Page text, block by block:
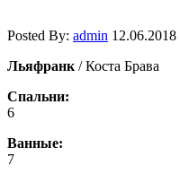
Posted By: admin 12.06.2018
Льяфранк / Коста Брава
Спальни:
6
Ванные:
7